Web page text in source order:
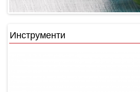
Инструменти